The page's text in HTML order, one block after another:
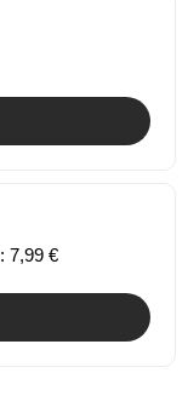
7,99 €